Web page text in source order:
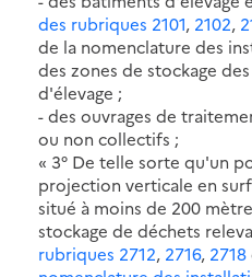
des rubriques 2101, 2102,
de la nomenclature des
des zones de stockage
d'élevage ;
- des ouvrages de
ou non collectifs ;
« 3° De telle sorte qu'un
projection verticale en
situé à moins de 200
stockage de déchets
rubriques 2712, 2716, 2718